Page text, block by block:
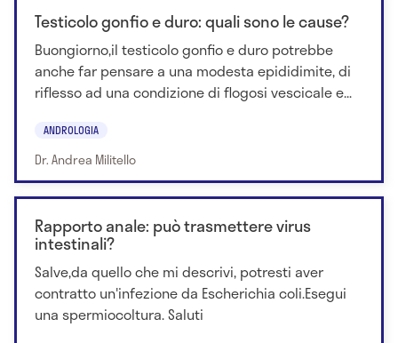
Testicolo gonfio e duro: quali sono le cause?
Buongiorno,il testicolo gonfio e duro potrebbe
anche far pensare a una modesta epididimite, di
riflesso ad una condizione di flogosi vescicale e...
ANDROLOGIA
Dr. Andrea Militello
Rapporto anale: può trasmettere virus
intestinali?
Salve,da quello che mi descrivi, potresti aver
contratto un'infezione da Escherichia coli.Esegui
una spermiocoltura. Saluti